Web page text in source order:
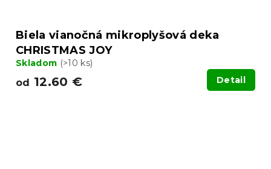
Biela vianočná mikroplyšová deka
CHRISTMAS JOY
Skladom (>10 ks)
od 12.60 € Detail